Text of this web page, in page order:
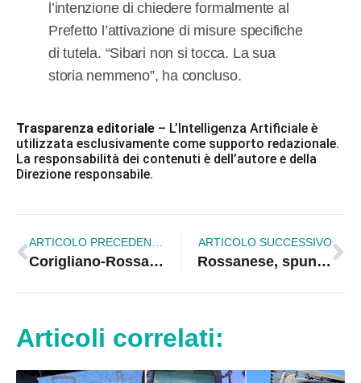
l’intenzione di chiedere formalmente al
Prefetto l’attivazione di misure specifiche
di tutela. “Sibari non si tocca. La sua
storia nemmeno”, ha concluso.
Trasparenza editoriale – L’Intelligenza Artificiale è
utilizzata esclusivamente come supporto redazionale.
La responsabilità dei contenuti è dell’autore e della
Direzione responsabile.
Corigliano-Rossano, in oncologia la “lanaterapia” diventa conforto e condivisione per pazienti e familiari |VIDEO
ARTICOLO SUCCESSIVO
Rossanese, spunta Mauro Nucaro: si riapre il dibattito sulla squadra unica ?
Articoli correlati: